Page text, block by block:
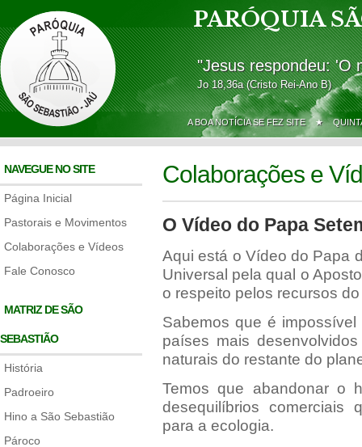
PARÓQUIA
"Jesus respondeu: 'O
Jo 18,36a (Cristo Rei-Ano B)
A BOA NOTÍCIA SE FEZ SITE ★
NAVEGUE NO SITE
Página Inicial
Pastorais e Movimentos
Colaborações e Vídeos
Fale Conosco
MATRIZ DE SÃO
SEBASTIÃO
História
Padroeiro
Hino a São Sebastião
Pároco
Colaborações e
O Vídeo do Papa
Aqui está o Vídeo do Papa
Universal pela qual o
o respeito pelos recursos
Sabemos que é
países mais
naturais do restante do
Temos que abandonar o
desequilíbrios comerciais
para a ecologia.